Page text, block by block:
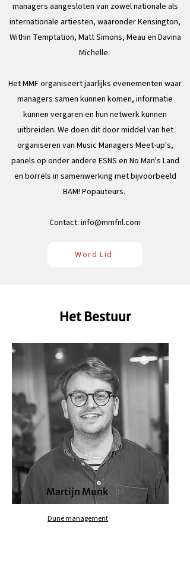
managers aangesloten van zowel nationale als
internationale artiesten, waaronder Kensington,
Within Temptation, Matt Simons, Meau en Davina
Michelle.
Het MMF organiseert jaarlijks evenementen waar
managers samen kunnen komen, informatie
kunnen vergaren en hun netwerk kunnen
uitbreiden. We doen dit door middel van het
organiseren van Music Managers Meet-up's,
panels op onder andere ESNS en No Man's Land
en borrels in samenwerking met bijvoorbeeld
BAM! Popauteurs.
Contact: info@mmfnl.com
Word Lid
Het Bestuur
Martijn Munk
Dune management